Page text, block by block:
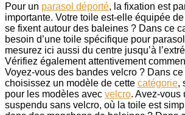
Pour un parasol déporté, la fixation est
importante. Votre toile est-elle équipée
se fixent autour des baleines ? Dans ce
besoin d’une toile spécifique pour
mesurez ici aussi du centre jusqu’à
Vérifiez également attentivement
Voyez-vous des bandes velcro ? Dans
choisissez un modèle de cette catégorie,
pour les modèles avec velcro. Avez-vous
suspendu sans velcro, où la toile est